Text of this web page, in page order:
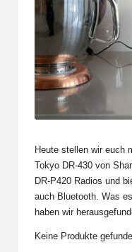
Heute stellen wir euch
Tokyo DR-430 von
DR-P420 Radios und
auch Bluetooth. Was
haben wir
Keine Produkte